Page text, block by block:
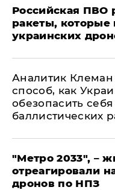
Российская ПВО
ракеты, которые
украинских
Аналитик
способ, как
обезопасить
баллистических
"Метро 2033", –
отреагировали
дронов по НПЗ